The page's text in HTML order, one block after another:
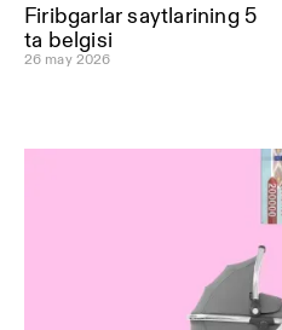
Firibgarlar saytlarining 5
ta belgisi
26 may 2026